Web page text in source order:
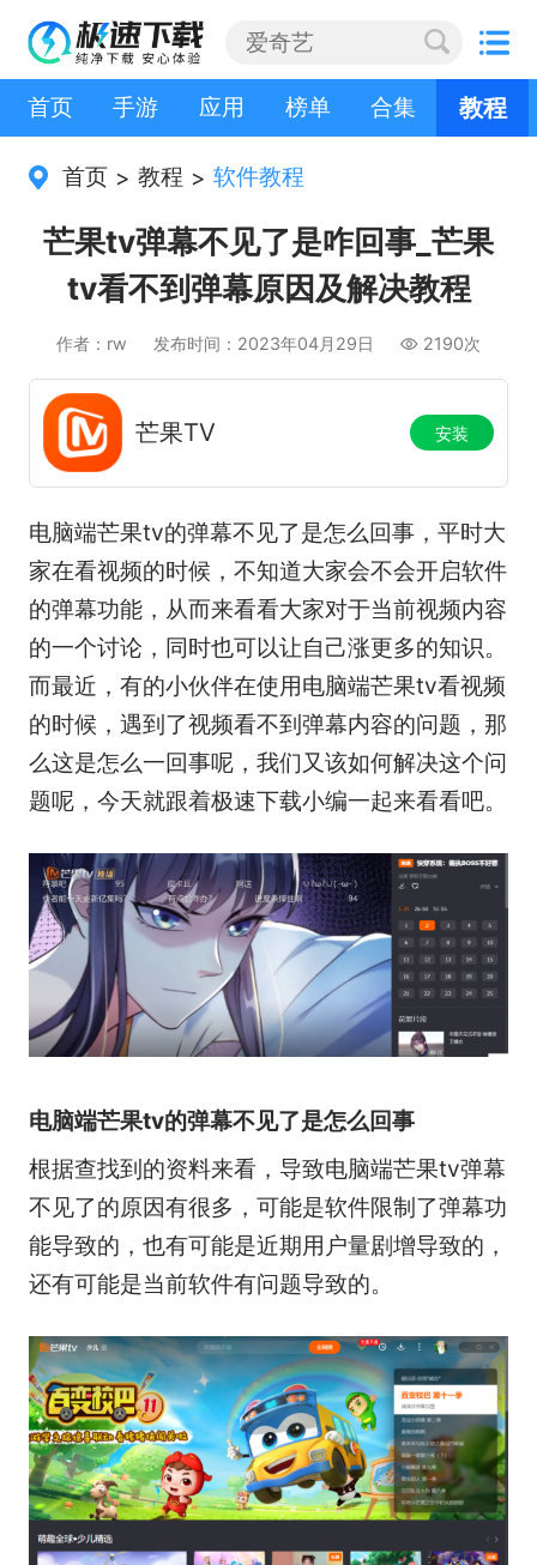
首页 手游 应用 榜单 合集 教程
首页 > 教程 > 软件教程
芒果tv弹幕不见了是咋回事_芒果
tv看不到弹幕原因及解决教程
作者：rw 发布时间：2023年04月29日 2190次
芒果TV 安装
电脑端芒果tv的弹幕不见了是怎么回事，平时大
家在看视频的时候，不知道大家会不会开启软件
的弹幕功能，从而来看看大家对于当前视频内容
的一个讨论，同时也可以让自己涨更多的知识。
而最近，有的小伙伴在使用电脑端芒果tv看视频
的时候，遇到了视频看不到弹幕内容的问题，那
么这是怎么一回事呢，我们又该如何解决这个问
题呢，今天就跟着极速下载小编一起来看看吧。
电脑端芒果tv的弹幕不见了是怎么回事
根据查找到的资料来看，导致电脑端芒果tv弹幕
不见了的原因有很多，可能是软件限制了弹幕功
能导致的，也有可能是近期用户量剧增导致的，
还有可能是当前软件有问题导致的。